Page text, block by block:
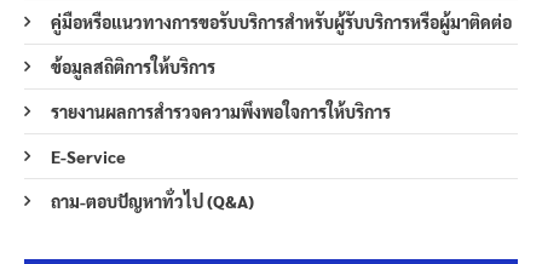
คู่มือหรือแนวทางการขอรับบริการสำหรับผู้รับบริการหรือผู้มาติดต่อ
ข้อมูลสถิติการให้บริการ
รายงานผลการสำรวจความพึงพอใจการให้บริการ
E-Service
ถาม-ตอบปัญหาทั่วไป (Q&A)